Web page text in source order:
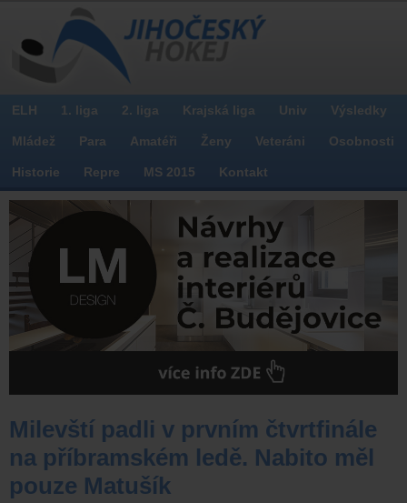
ELH 1. liga 2. liga Krajská liga Univ Výsledky
Mládež Para Amatéři Ženy Veteráni Osobnosti
Historie Repre MS 2015 Kontakt
Milevští padli v prvním čtvrtfinále
na příbramském ledě. Nabito měl
pouze Matušík